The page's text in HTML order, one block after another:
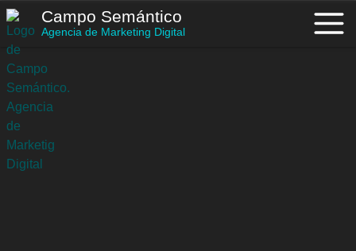
Saltar
al
contenido
Campo Semántico
Agencia de Marketing Digital